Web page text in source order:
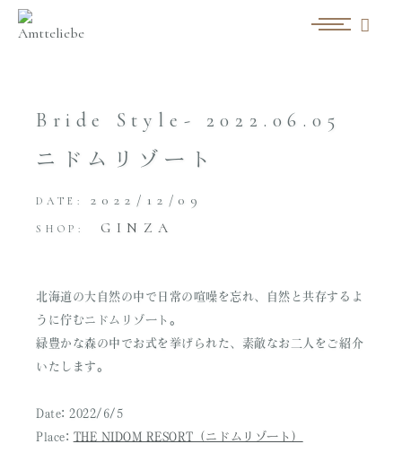
Bride Style- 2022.06.05
ニドムリゾート
DATE: 2022/12/09
SHOP: GINZA
北海道の大自然の中で日常の喧噪を忘れ、自然と共存するよ
うに佇むニドムリゾート。
緑豊かな森の中でお式を挙げられた、素敵なお二人をご紹介
いたします。
Date: 2022/6/5
Place: THE NIDOM RESORT（ニドムリゾート）